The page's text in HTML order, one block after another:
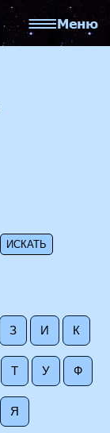
З И К
Т У Ф
Я